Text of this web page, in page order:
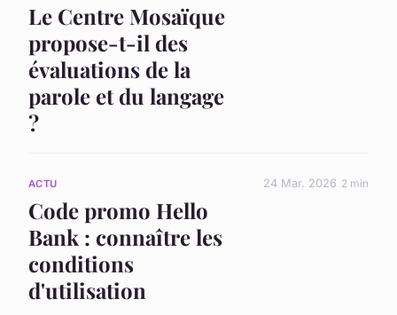
Le Centre Mosaïque
propose-t-il des
évaluations de la
parole et du langage
?
ACTU
Code promo Hello
Bank : connaître les
conditions
d'utilisation
24 Mar. 2026 2 min